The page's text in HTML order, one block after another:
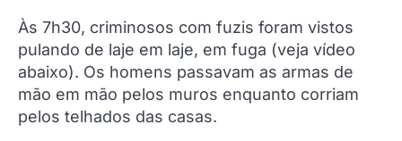
Às 7h30, criminosos com fuzis foram vistos
pulando de laje em laje, em fuga (veja vídeo
abaixo). Os homens passavam as armas de
mão em mão pelos muros enquanto corriam
pelos telhados das casas.